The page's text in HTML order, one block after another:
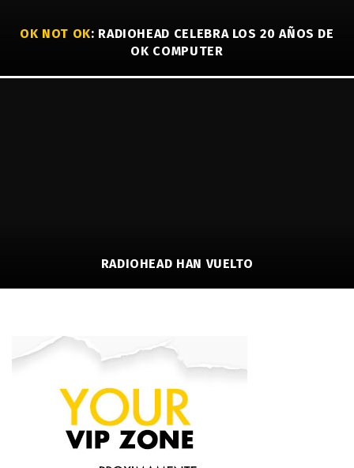
OK NOT OK: RADIOHEAD CELEBRA LOS 20 AÑOS DE
OK COMPUTER
RADIOHEAD HAN VUELTO